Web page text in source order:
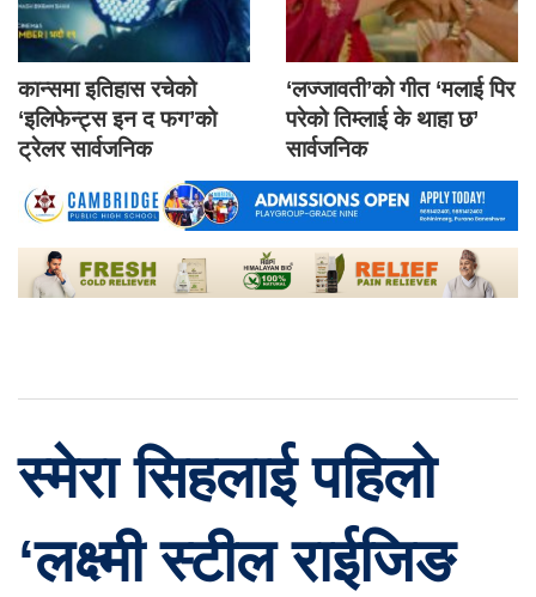
कान्समा इतिहास रचेको
‘इलिफेन्ट्स इन द फग’को
ट्रेलर सार्वजनिक
‘लज्जावती’को गीत ‘मलाई पिर
परेको तिम्लाई के थाहा छ’
सार्वजनिक
स्मेरा सिहलाई पहिलो
‘लक्ष्मी स्टील राईजिङ